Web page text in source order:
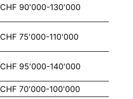
CHF 90'000-130'000
CHF 75'000-110'000
CHF 95'000-140'000
CHF 70'000-100'000